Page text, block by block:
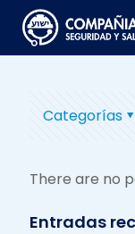
Categorías
There are no
Entradas